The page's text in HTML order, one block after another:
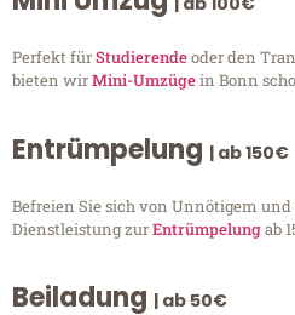
Perfekt fürStudierendeoder den
bieten wirMini-Umzügein Bonn
Entrümpelung | ab 150€
Befreien Sie sich von Unnötigem und
Dienstleistung zurEntrümpelungab
Beiladung | ab 50€